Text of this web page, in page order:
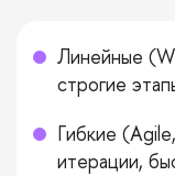
Линейные
строгие
Гибкие
итерации,